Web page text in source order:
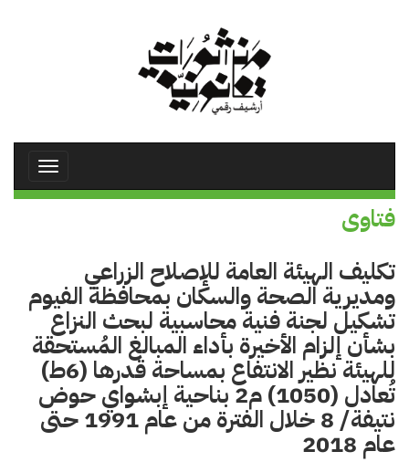
Toggle
فتاوى
تكليف الهيئة العامة للإصلاح الزراعي
ومديرية الصحة والسكان بمحافظة الفيوم
تشكيل لجنة فنية محاسبية لبحث النزاع
بشأن إلزام الأخيرة بأداء المبالغ المُستحقة
للهيئة نظير الانتفاع بمساحة قدرها (6ط)
تُعادل (1050) م2 بناحية إبشواي حوض
نتيفة/ 8 خلال الفترة من عام 1991 حتى
عام 2018